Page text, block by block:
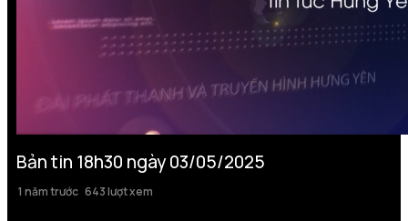
Bản tin 18h30 ngày 03/05/2025
1 năm trước 643 lượt xem